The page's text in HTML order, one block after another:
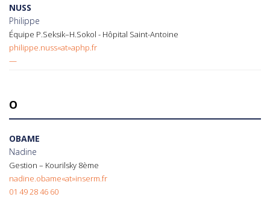
NUSS
Philippe
Équipe P.Seksik–H.Sokol - Hôpital Saint-Antoine
philippe.nuss«at»aphp.fr
—
O
OBAME
Nadine
Gestion – Kourilsky 8ème
nadine.obame«at»inserm.fr
01 49 28 46 60